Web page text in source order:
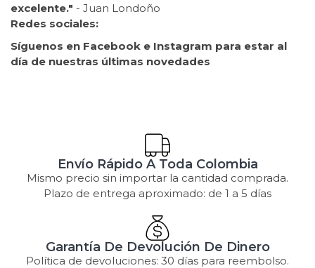
excelente." - Juan Londoño
Redes sociales:
Síguenos en Facebook e Instagram para estar al
día de nuestras últimas novedades
Envío Rápido A Toda Colombia
Mismo precio sin importar la cantidad comprada.
Plazo de entrega aproximado: de 1 a 5 días
Garantía De Devolución De Dinero
Política de devoluciones: 30 días para reembolso.